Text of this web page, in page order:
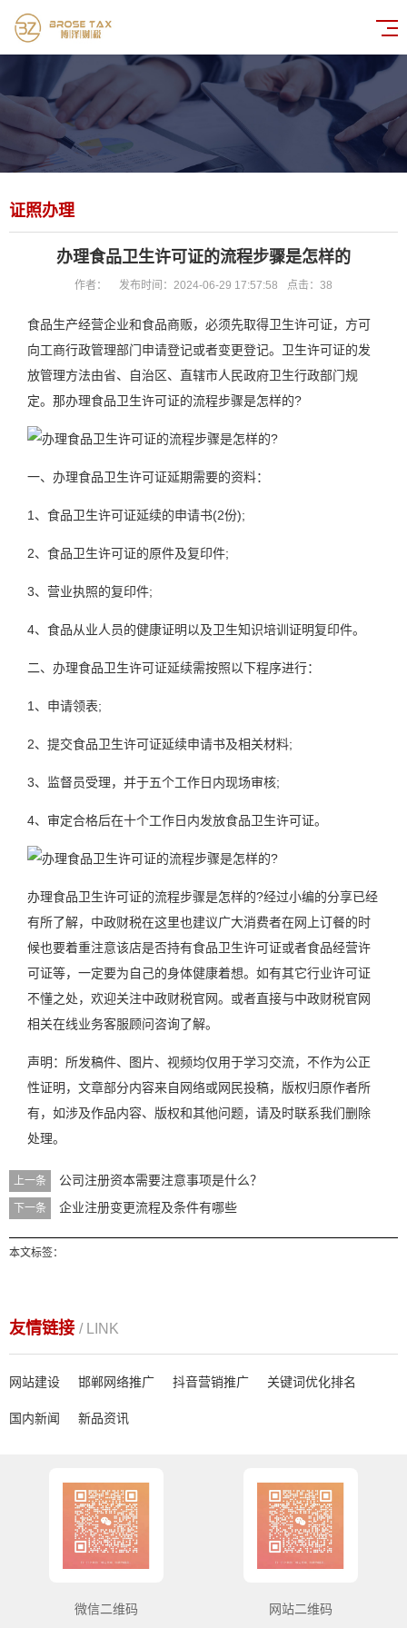
证照办理
办理食品卫生许可证的流程步骤是怎样的
作者： 发布时间：2024-06-29 17:57:58 点击： 38
食品生产经营企业和食品商贩，必须先取得卫生许可证，方可
向工商行政管理部门申请登记或者变更登记。卫生许可证的发
放管理方法由省、自治区、直辖市人民政府卫生行政部门规
定。那办理食品卫生许可证的流程步骤是怎样的?
一、办理食品卫生许可证延期需要的资料：
1、食品卫生许可证延续的申请书(2份);
2、食品卫生许可证的原件及复印件;
3、营业执照的复印件;
4、食品从业人员的健康证明以及卫生知识培训证明复印件。
二、办理食品卫生许可证延续需按照以下程序进行：
1、申请领表;
2、提交食品卫生许可证延续申请书及相关材料;
3、监督员受理，并于五个工作日内现场审核;
4、审定合格后在十个工作日内发放食品卫生许可证。
办理食品卫生许可证的流程步骤是怎样的?经过小编的分享已经
有所了解，中政财税在这里也建议广大消费者在网上订餐的时
候也要着重注意该店是否持有食品卫生许可证或者食品经营许
可证等，一定要为自己的身体健康着想。如有其它行业许可证
不懂之处，欢迎关注中政财税官网。或者直接与中政财税官网
相关在线业务客服顾问咨询了解。
声明：所发稿件、图片、视频均仅用于学习交流，不作为公正
性证明，文章部分内容来自网络或网民投稿，版权归原作者所
有，如涉及作品内容、版权和其他问题，请及时联系我们删除
处理。
上一条 公司注册资本需要注意事项是什么？
下一条 企业注册变更流程及条件有哪些
本文标签：
友情链接 / LINK
网站建设 邯郸网络推广 抖音营销推广 关键词优化排名
国内新闻 新品资讯
微信二维码 网站二维码